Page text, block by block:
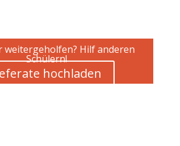
weitergeholfen? Hilf anderen
Schülern!
hochladen